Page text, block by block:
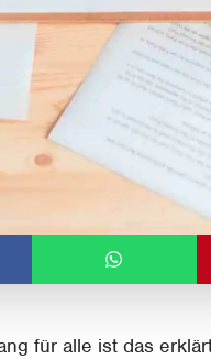
für alle ist das